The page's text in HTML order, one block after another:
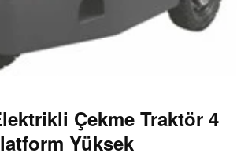
Çekme Traktör 4
Yüksek